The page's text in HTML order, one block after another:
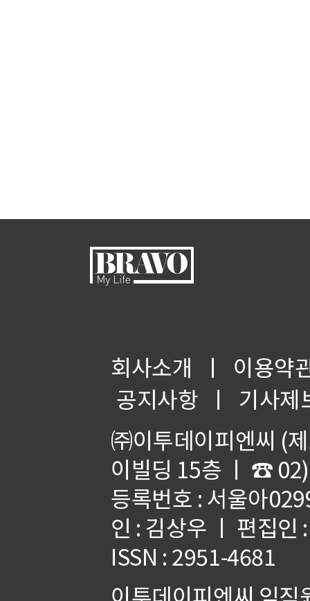
회사소개 ㅣ
이용약
공지사항
ㅣ
기사제
㈜이투데이피엔씨 (
이빌딩 15층 ㅣ ☎
등록번호 : 서울아
인 : 김상우 ㅣ 편집인
ISSN : 2951-4681